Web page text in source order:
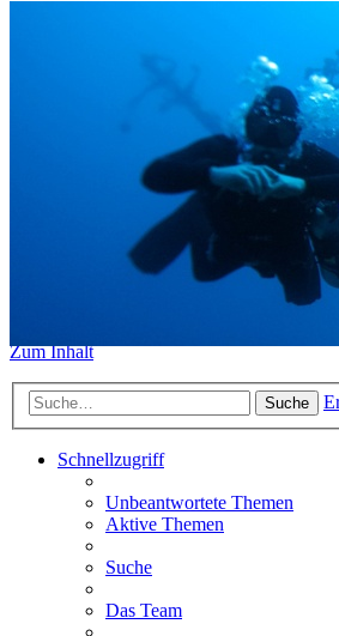
Das Sidemount-
https://
Das alte Forum
Sidemount-Forum
Zum Inhalt
Suche
Schnellzugriff
Unbeantwortete Themen
Aktive Themen
Suche
Das Team